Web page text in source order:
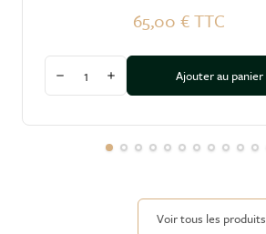
65,00 € TTC
Diminuer la quantité
Augmenter la quantité
Ajouter au panier
Voir tous les produits